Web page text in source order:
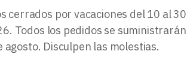
cerrados por vacaciones del 10 al 30
Todos los pedidos se suministrarán
Disculpen las molestias.